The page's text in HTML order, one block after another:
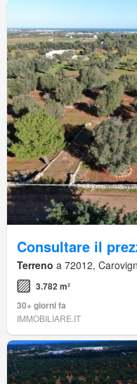
Consultare il
Terreno a 72012,
3.782 m²
30+ giorni fa
IMMOBILIARE.IT